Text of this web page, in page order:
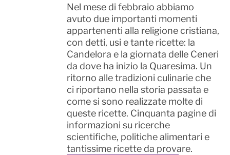
Nel mese di febbraio abbiamo
avuto due importanti momenti
appartenenti alla religione cristiana,
con detti, usi e tante ricette: la
Candelora e la giornata delle Ceneri
da dove ha inizio la Quaresima. Un
ritorno alle tradizioni culinarie che
ci riportano nella storia passata e
come si sono realizzate molte di
queste ricette. Cinquanta pagine di
informazioni su ricerche
scientifiche, politiche alimentari e
tantissime ricette da provare.